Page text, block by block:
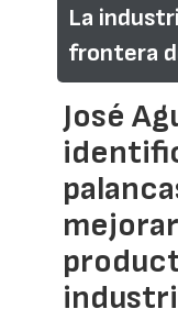
La
frontera
José